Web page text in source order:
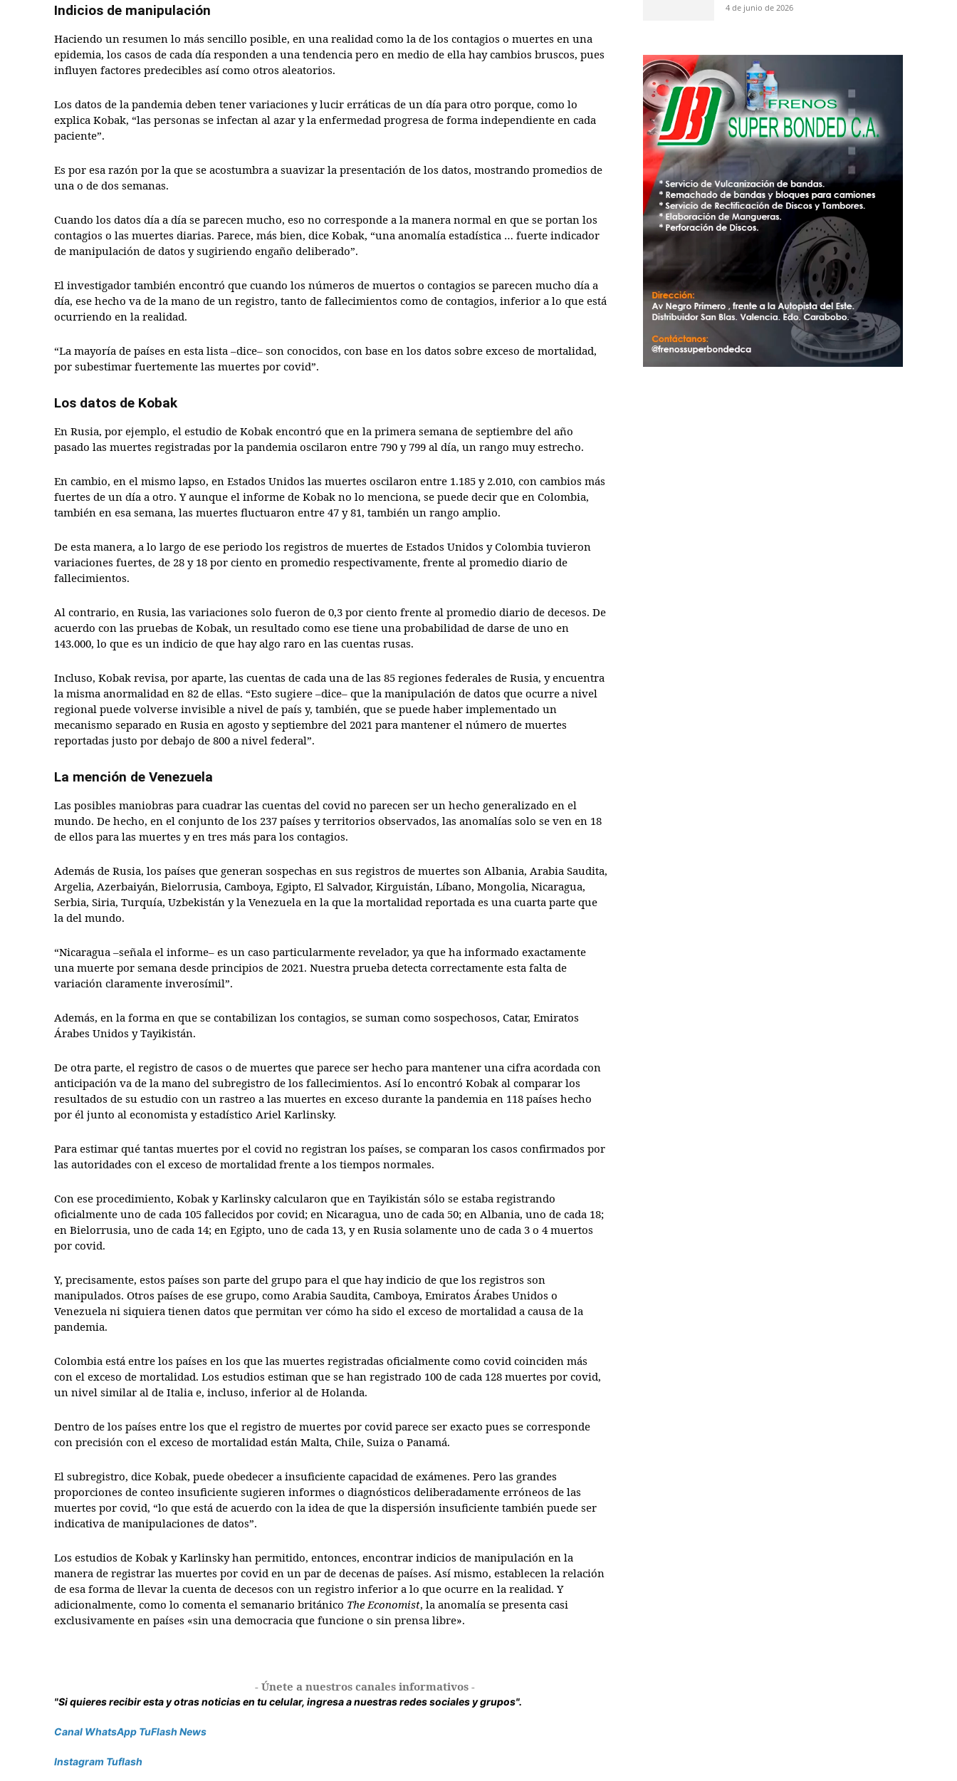
Indicios de manipulación
Haciendo un resumen lo más sencillo posible, en una realidad como la de los contagios o muertes en una
epidemia, los casos de cada día responden a una tendencia pero en medio de ella hay cambios bruscos, pues
influyen factores predecibles así como otros aleatorios.
Los datos de la pandemia deben tener variaciones y lucir erráticas de un día para otro porque, como lo
explica Kobak, “las personas se infectan al azar y la enfermedad progresa de forma independiente en cada
paciente”.
Es por esa razón por la que se acostumbra a suavizar la presentación de los datos, mostrando promedios de
una o de dos semanas.
Cuando los datos día a día se parecen mucho, eso no corresponde a la manera normal en que se portan los
contagios o las muertes diarias. Parece, más bien, dice Kobak, “una anomalía estadística … fuerte indicador
de manipulación de datos y sugiriendo engaño deliberado”.
El investigador también encontró que cuando los números de muertos o contagios se parecen mucho día a
día, ese hecho va de la mano de un registro, tanto de fallecimientos como de contagios, inferior a lo que está
ocurriendo en la realidad.
“La mayoría de países en esta lista –dice– son conocidos, con base en los datos sobre exceso de mortalidad,
por subestimar fuertemente las muertes por covid”.
Los datos de Kobak
En Rusia, por ejemplo, el estudio de Kobak encontró que en la primera semana de septiembre del año
pasado las muertes registradas por la pandemia oscilaron entre 790 y 799 al día, un rango muy estrecho.
En cambio, en el mismo lapso, en Estados Unidos las muertes oscilaron entre 1.185 y 2.010, con cambios más
fuertes de un día a otro. Y aunque el informe de Kobak no lo menciona, se puede decir que en Colombia,
también en esa semana, las muertes fluctuaron entre 47 y 81, también un rango amplio.
De esta manera, a lo largo de ese periodo los registros de muertes de Estados Unidos y Colombia tuvieron
variaciones fuertes, de 28 y 18 por ciento en promedio respectivamente, frente al promedio diario de
fallecimientos.
Al contrario, en Rusia, las variaciones solo fueron de 0,3 por ciento frente al promedio diario de decesos. De
acuerdo con las pruebas de Kobak, un resultado como ese tiene una probabilidad de darse de uno en
143.000, lo que es un indicio de que hay algo raro en las cuentas rusas.
Incluso, Kobak revisa, por aparte, las cuentas de cada una de las 85 regiones federales de Rusia, y encuentra
la misma anormalidad en 82 de ellas. “Esto sugiere –dice– que la manipulación de datos que ocurre a nivel
regional puede volverse invisible a nivel de país y, también, que se puede haber implementado un
mecanismo separado en Rusia en agosto y septiembre del 2021 para mantener el número de muertes
reportadas justo por debajo de 800 a nivel federal”.
La mención de Venezuela
Las posibles maniobras para cuadrar las cuentas del covid no parecen ser un hecho generalizado en el
mundo. De hecho, en el conjunto de los 237 países y territorios observados, las anomalías solo se ven en 18
de ellos para las muertes y en tres más para los contagios.
Además de Rusia, los países que generan sospechas en sus registros de muertes son Albania, Arabia Saudita,
Argelia, Azerbaiyán, Bielorrusia, Camboya, Egipto, El Salvador, Kirguistán, Líbano, Mongolia, Nicaragua,
Serbia, Siria, Turquía, Uzbekistán y la Venezuela en la que la mortalidad reportada es una cuarta parte que
la del mundo.
“Nicaragua –señala el informe– es un caso particularmente revelador, ya que ha informado exactamente
una muerte por semana desde principios de 2021. Nuestra prueba detecta correctamente esta falta de
variación claramente inverosímil”.
Además, en la forma en que se contabilizan los contagios, se suman como sospechosos, Catar, Emiratos
Árabes Unidos y Tayikistán.
De otra parte, el registro de casos o de muertes que parece ser hecho para mantener una cifra acordada con
anticipación va de la mano del subregistro de los fallecimientos. Así lo encontró Kobak al comparar los
resultados de su estudio con un rastreo a las muertes en exceso durante la pandemia en 118 países hecho
por él junto al economista y estadístico Ariel Karlinsky.
Para estimar qué tantas muertes por el covid no registran los países, se comparan los casos confirmados por
las autoridades con el exceso de mortalidad frente a los tiempos normales.
Con ese procedimiento, Kobak y Karlinsky calcularon que en Tayikistán sólo se estaba registrando
oficialmente uno de cada 105 fallecidos por covid; en Nicaragua, uno de cada 50; en Albania, uno de cada 18;
en Bielorrusia, uno de cada 14; en Egipto, uno de cada 13, y en Rusia solamente uno de cada 3 o 4 muertos
por covid.
Y, precisamente, estos países son parte del grupo para el que hay indicio de que los registros son
manipulados. Otros países de ese grupo, como Arabia Saudita, Camboya, Emiratos Árabes Unidos o
Venezuela ni siquiera tienen datos que permitan ver cómo ha sido el exceso de mortalidad a causa de la
pandemia.
Colombia está entre los países en los que las muertes registradas oficialmente como covid coinciden más
con el exceso de mortalidad. Los estudios estiman que se han registrado 100 de cada 128 muertes por covid,
un nivel similar al de Italia e, incluso, inferior al de Holanda.
Dentro de los países entre los que el registro de muertes por covid parece ser exacto pues se corresponde
con precisión con el exceso de mortalidad están Malta, Chile, Suiza o Panamá.
El subregistro, dice Kobak, puede obedecer a insuficiente capacidad de exámenes. Pero las grandes
proporciones de conteo insuficiente sugieren informes o diagnósticos deliberadamente erróneos de las
muertes por covid, “lo que está de acuerdo con la idea de que la dispersión insuficiente también puede ser
indicativa de manipulaciones de datos”.
Los estudios de Kobak y Karlinsky han permitido, entonces, encontrar indicios de manipulación en la
manera de registrar las muertes por covid en un par de decenas de países. Así mismo, establecen la relación
de esa forma de llevar la cuenta de decesos con un registro inferior a lo que ocurre en la realidad. Y
adicionalmente, como lo comenta el semanario británico The Economist, la anomalía se presenta casi
exclusivamente en países «sin una democracia que funcione o sin prensa libre».
4 de junio de 2026
- Únete a nuestros canales informativos -
"Si quieres recibir esta y otras noticias en tu celular, ingresa a nuestras redes sociales y grupos".
Canal WhatsApp TuFlash News
Instagram Tuflash